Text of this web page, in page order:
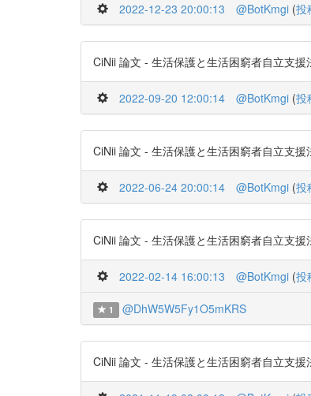
2022-12-23 20:00:13 @BotKmgi (投
CiNii 論文 - 生活保護と生活困窮者自立支
2022-09-20 12:00:14 @BotKmgi (投
CiNii 論文 - 生活保護と生活困窮者自立支
2022-06-24 20:00:14 @BotKmgi (投
CiNii 論文 - 生活保護と生活困窮者自立支
2022-02-14 16:00:13 @BotKmgi (投
1 @DhW5W5Fy1O5mKRS
CiNii 論文 - 生活保護と生活困窮者自立支